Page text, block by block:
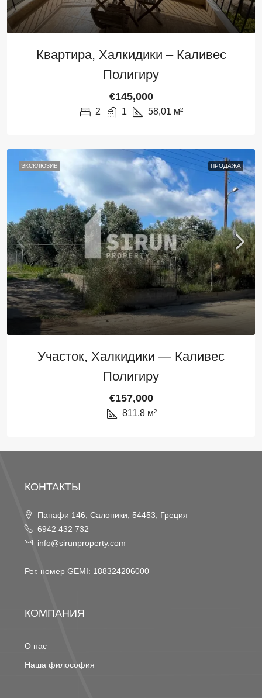
Квартира, Халкидики – Каливес
Полигиру
€145,000
2 1 58,01 м²
ЭКСКЛЮЗИВ ПРОДАЖА
Участок, Халкидики — Каливeс
Полигиру
€157,000
811,8 м²
КОНТАКТЫ
Папафи 146, Салоники, 54453, Греция
6942 432 732
info@sirunproperty.com
Рег. номер GEMI: 188324206000
КОМПАНИЯ
О нас
Наша философия